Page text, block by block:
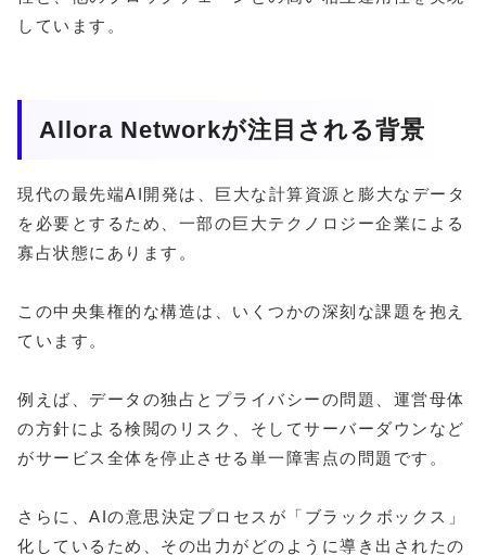
しています。
Allora Networkが注目される背景
現代の最先端AI開発は、巨大な計算資源と膨大なデータ
を必要とするため、一部の巨大テクノロジー企業による
寡占状態にあります。
この中央集権的な構造は、いくつかの深刻な課題を抱え
ています。
例えば、データの独占とプライバシーの問題、運営母体
の方針による検閲のリスク、そしてサーバーダウンなど
がサービス全体を停止させる単一障害点の問題です。
さらに、AIの意思決定プロセスが「ブラックボックス」
化しているため、その出力がどのように導き出されたの